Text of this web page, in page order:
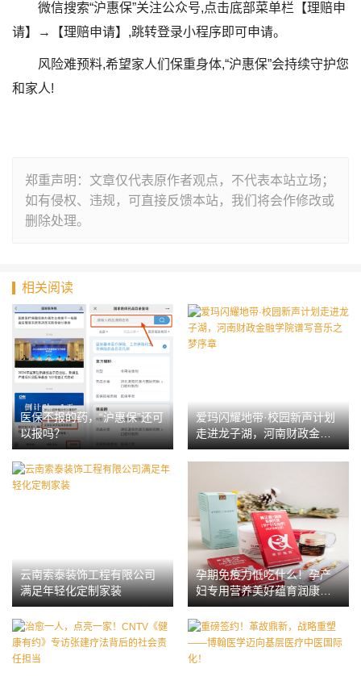
微信搜索“沪惠保”关注公众号,点击底部菜单栏【理赔申
请】→【理赔申请】,跳转登录小程序即可申请。
风险难预料,希望家人们保重身体,“沪惠保”会持续守护您
和家人!
郑重声明：文章仅代表原作者观点，不代表本站立场；
如有侵权、违规，可直接反馈本站，我们将会作修改或
删除处理。
相关阅读
医保不报的药，“沪惠保”还可
以报吗？
爱玛闪耀地带·校园新声计划
走进龙子湖，河南财政金融
学院谱写音乐之梦序章
云南索泰装饰工程有限公司
满足年轻化定制家装
孕期免疫力低吃什么！孕产
妇专用营养美好蕴育润康，
提升免疫力实用指南